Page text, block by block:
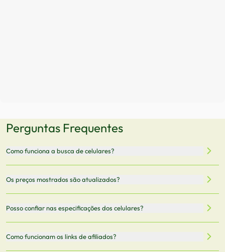
Perguntas Frequentes
Como funciona a busca de celulares?
armazenamento, memória RAM, bateria e conectividade
5G.
Os preços mostrados são atualizados?
vendedor antes de finalizar sua compra.
Posso confiar nas especificações dos celulares?
Como funcionam os links de afiliados?